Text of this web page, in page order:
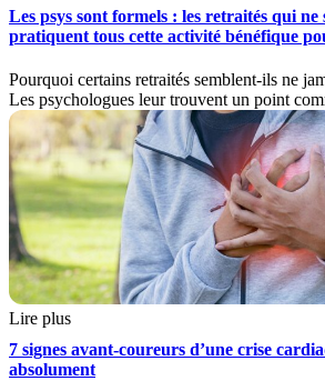
Les psys sont formels : les retraités qui ne
pratiquent tous cette activité bénéfique
Pourquoi certains retraités semblent-ils ne
Les psychologues leur trouvent un point
Lire plus
7 signes avant-coureurs d’une crise
absolument